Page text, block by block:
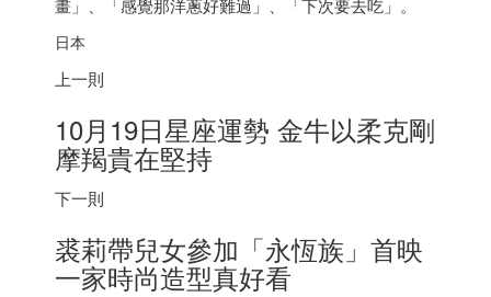
畫」、「感覺那洋蔥好難過」、「下次要去吃」。
日本
上一則
10月19日星座運勢 金牛以柔克剛
摩羯貴在堅持
下一則
裘莉帶兒女參加「永恆族」首映
一家時尚造型真好看